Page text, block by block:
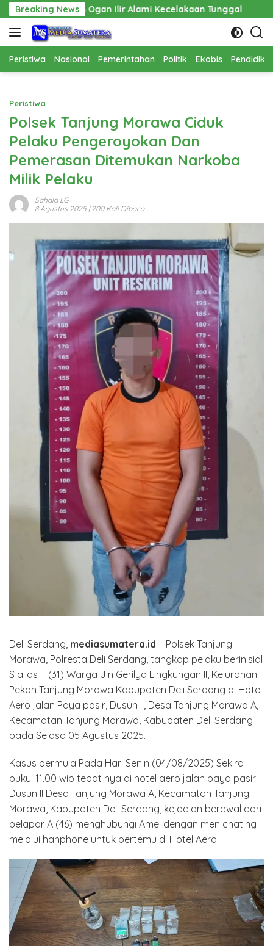
Langsung
ke
konten
Breaking News
Ilir Alami Kecelakaan Tunggal Pembangunan
Peristiwa Nasional Pemerintahan Politik Ekobis
Peristiwa
Polsek Tanjung Morawa Ciduk
Pelaku Pengeroyokan Dan
Pemerasan Ditemukan Narkoba
Milik Pelaku
Sahala LG
8 Agustus 2025 | 200 Kali Dibaca
Deli Serdang, mediasumatera.id – Polsek Tanjung
Morawa, Polresta Deli Serdang, tangkap pelaku berinisial
S alias F (31) Warga Jln Gerilya Lingkungan II, Kelurahan
Pekan Tanjung Morawa Kabupaten Deli Serdang di Hotel
Aero jalan Paya pasir, Dusun II, Desa Tanjung Morawa A,
Kecamatan Tanjung Morawa, Kabupaten Deli Serdang
pada Selasa 05 Agustus 2025.
Kasus bermula Pada Hari Senin (04/08/2025) Sekira
pukul 11.00 wib tepat nya di hotel aero jalan paya pasir
Dusun II Desa Tanjung Morawa A, Kecamatan Tanjung
Morawa, Kabupaten Deli Serdang, kejadian berawal dari
pelapor A (46) menghubungi Amel dengan men chating
melalui hanphone untuk bertemu di Hotel Aero.